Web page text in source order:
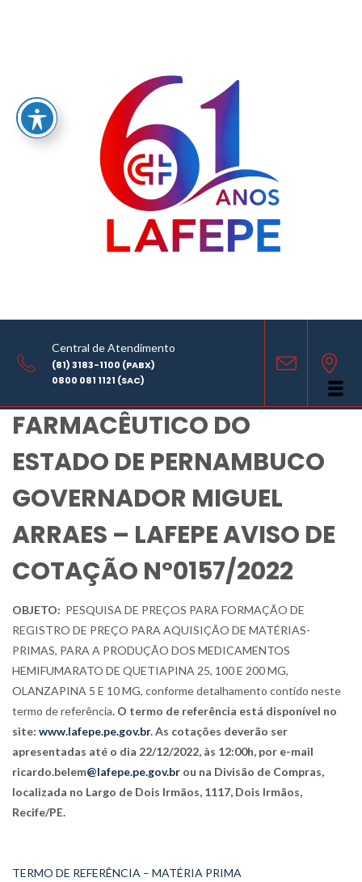
Central de Atendimento
(81) 3183-1100 (PABX)
0800 081 1121 (SAC)
LABORATÓRIO FARMACÊUTICO DO ESTADO DE PERNAMBUCO
GOVERNADOR MIGUEL ARRAES - LAFEPE AVISO DE COTAÇÃO Nº0157/2022
COMPARTILHE
LABORATÓRIO
FARMACÊUTICO DO
ESTADO DE PERNAMBUCO
GOVERNADOR MIGUEL
ARRAES – LAFEPE AVISO DE
COTAÇÃO Nº0157/2022
OBJETO: PESQUISA DE PREÇOS PARA FORMAÇÃO DE
REGISTRO DE PREÇO PARA AQUISIÇÃO DE MATÉRIAS-
PRIMAS, PARA A PRODUÇÃO DOS MEDICAMENTOS
HEMIFUMARATO DE QUETIAPINA 25, 100 E 200 MG,
OLANZAPINA 5 E 10 MG, conforme detalhamento contido neste
termo de referência. O termo de referência está disponível no
site: www.lafepe.pe.gov.br. As cotações deverão ser
apresentadas até o dia 22/12/2022, às 12:00h, por e-mail
ricardo.belem@lafepe.pe.gov.br ou na Divisão de Compras,
localizada no Largo de Dois Irmãos, 1117, Dois Irmãos,
Recife/PE.
TERMO DE REFERÊNCIA – MATÉRIA PRIMA